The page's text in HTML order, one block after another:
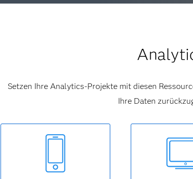
Setzen Ihre Analytics-Projekte mit diesen
Ihre Daten